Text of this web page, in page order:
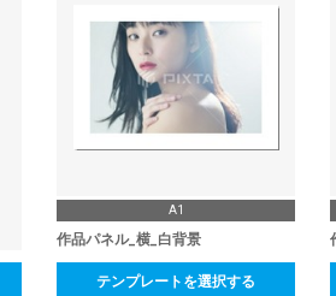
A1
作品パネル_横_白背景
テンプレートを選択する